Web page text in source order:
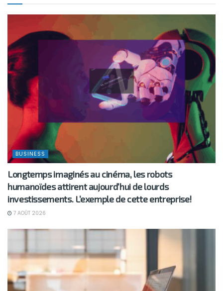
BUSINESS
Longtemps imaginés au cinéma, les robots
humanoïdes attirent aujourd’hui de lourds
investissements. L’exemple de cette entreprise!
7 AOÛT 2026